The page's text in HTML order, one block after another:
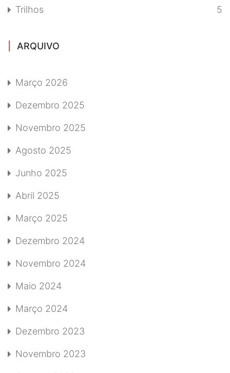
Trilhos 5
ARQUIVO
Março 2026
Dezembro 2025
Novembro 2025
Agosto 2025
Junho 2025
Abril 2025
Março 2025
Dezembro 2024
Novembro 2024
Maio 2024
Março 2024
Dezembro 2023
Novembro 2023